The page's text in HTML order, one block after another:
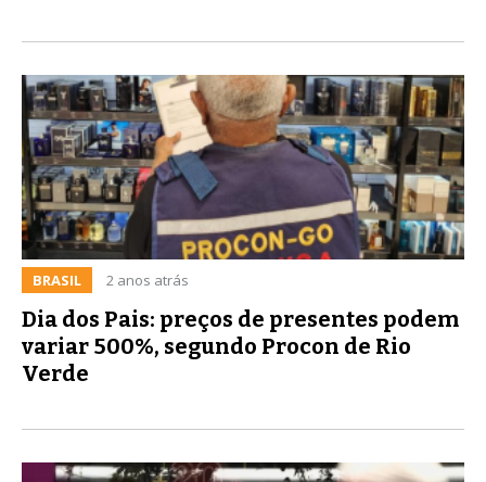
BRASIL 2 anos atrás
Dia dos Pais: preços de presentes podem
variar 500%, segundo Procon de Rio
Verde